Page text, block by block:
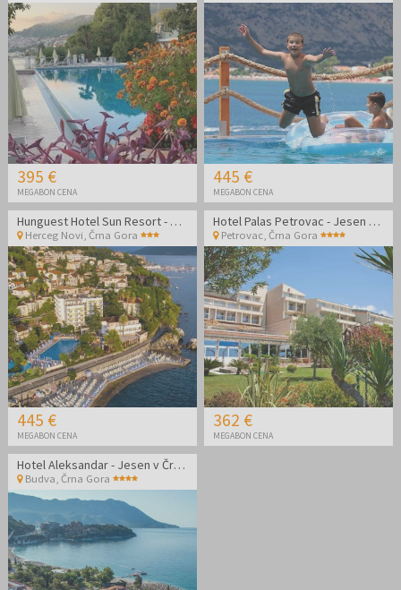
395 €
MEGABON CENA
445 €
MEGABON CENA
Hunguest Hotel Sun Resort - Oddih v Črni gori
Herceg Novi, Črna Gora
445 €
MEGABON CENA
Hotel Palas Petrovac - Jesen v Petrovcu
Petrovac,Črna Gora
362 €
MEGABON CENA
Hotel Aleksandar - Jesen v Črni gori
Budva Črna Gora